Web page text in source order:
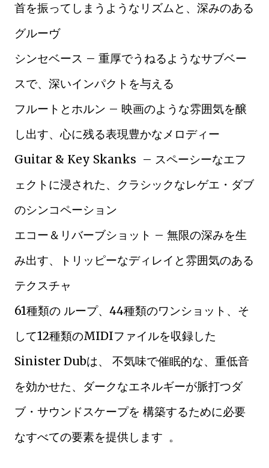
首を振ってしまうようなリズムと、深みのある
グルーヴ
シンセベース – 重厚でうねるようなサブベー
スで、深いインパクトを与える
フルートとホルン – 映画のような雰囲気を醸
し出す、心に残る表現豊かなメロディー
Guitar & Key Skanks – スペーシーなエフ
ェクトに浸された、クラシックなレゲエ・ダブ
のシンコペーション
エコー＆リバーブショット – 無限の深みを生
み出す、トリッピーなディレイと雰囲気のある
テクスチャ
61種類の ループ、44種類のワンショット、そ
して12種類のMIDIファイルを収録した
Sinister Dubは、 不気味で催眠的な、重低音
を効かせた、ダークなエネルギーが脈打つダ
ブ・サウンドスケープを 構築するために必要
なすべての要素を提供します 。